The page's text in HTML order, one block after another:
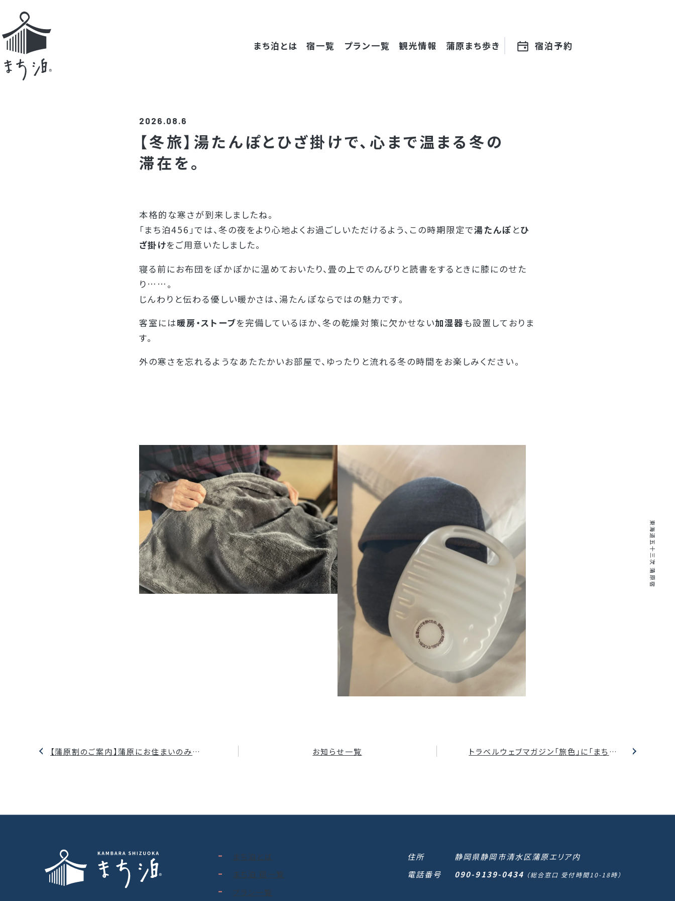
まち泊とは 宿一覧 プラン一覧 観光情報 蒲原まち歩き 宿泊予約
2026.08.6
【冬旅】湯たんぽとひざ掛けで、心まで温まる冬の
滞在を。
本格的な寒さが到来しましたね。
「まち泊456」では、冬の夜をより心地よくお過ごしいただけるよう、この時期限定で湯たんぽ とひ
ざ掛けをご用意いたしました。
寝る前にお布団をぽかぽかに温めておいたり、畳の上でのんびりと読書をするときに膝にのせた
り……。
じんわりと伝わる優しい暖かさは、湯たんぽならではの魅力です。
客室には暖房・ストーブを完備しているほか、冬の乾燥対策に欠かせない加湿器も設置しておりま
す。
外の寒さを忘れるようなあたたかいお部屋で、ゆったりと流れる冬の時間をお楽しみください。
【蒲原割のご案内】蒲原にお住まいのみなさまへ お知らせ一覧 トラベルウェブマガジン「旅色」に「まち泊456」が掲載されました
静岡蒲原（かんばら）「まち泊」
まち泊とは
まち泊 宿一覧
プラン一覧
住所
静岡県静岡市清水区蒲原エリア内
電話番号
090-9139-0434 （総合窓口 受付時間10-18時）
東海道五十三次 蒲原宿